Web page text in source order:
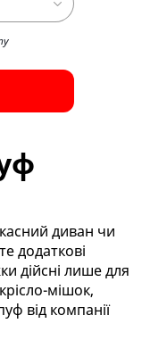
диван чи
додаткові
дійсні лише для
мішок,
від компанії